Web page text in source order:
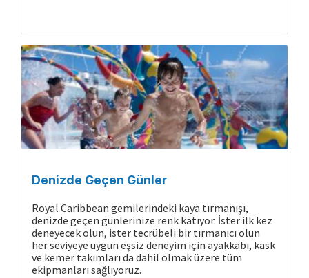
Denizde Geçen Günler
Royal Caribbean gemilerindeki kaya tırmanışı,
denizde geçen günlerinize renk katıyor. İster ilk kez
deneyecek olun, ister tecrübeli bir tırmanıcı olun
her seviyeye uygun eşsiz deneyim için ayakkabı, kask
ve kemer takımları da dahil olmak üzere tüm
ekipmanları sağlıyoruz.